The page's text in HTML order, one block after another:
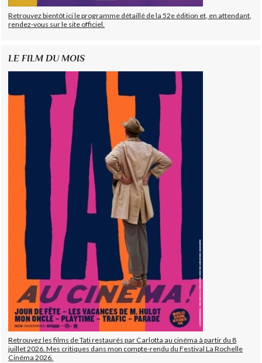
Retrouvez bientôt ici le programme détaillé de la 52e édition et, en attendant,
rendez-vous sur le site officiel.
LE FILM DU MOIS
Retrouvez les films de Tati restaurés par Carlotta au cinéma à partir du 8
juillet 2026. Mes critiques dans mon compte-rendu du Festival La Rochelle
Cinéma 2026.